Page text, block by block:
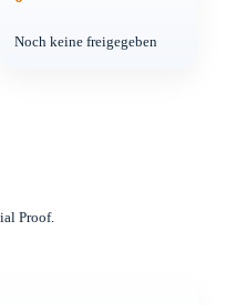
Noch keine freigegeben
Proof.